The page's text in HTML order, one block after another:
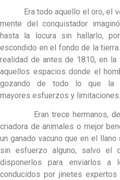
Era todo aquello el oro, el
mente del conquistador
hasta la locura sin hallarlo,
escondido en el fondo de la
realidad de antes de 1810, en la
aquellos espacios donde el
gozando de todo lo que la
mayores esfuerzos y limitaciones.
Eran trece hermanos, de
criadora de animales o mejor
un ganado vacuno que en el
sin esfuerzo alguno, salvo el
disponerlos para enviarlos a
conducidos por jinetes